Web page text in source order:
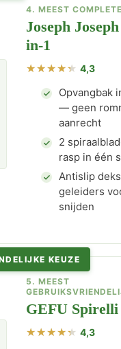
4. MEEST
Joseph
in-1
4,3
Opvangbak
— geen
aanrecht
2
rasp in één
Antislip
geleiders
snijden
KEUZE
5. MEEST
GEFU Spirelli
4,3